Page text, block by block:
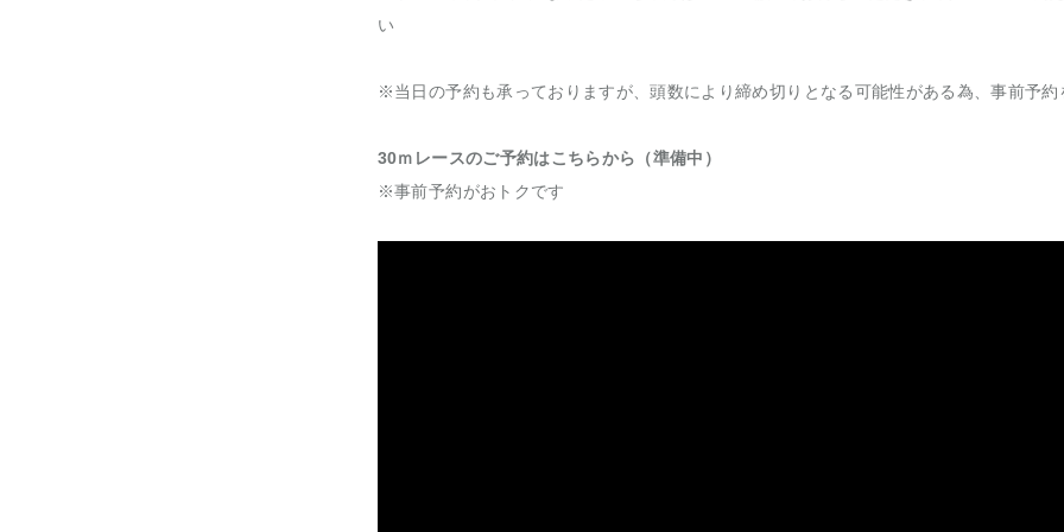
い
※当日の予約も承っておりますが、頭数により締め切りとなる可能性がある為、事前予約
30ｍレースのご予約はこちらから（準備中）
※事前予約がおトクです